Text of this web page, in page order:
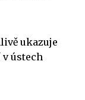
ukazuje
ústech